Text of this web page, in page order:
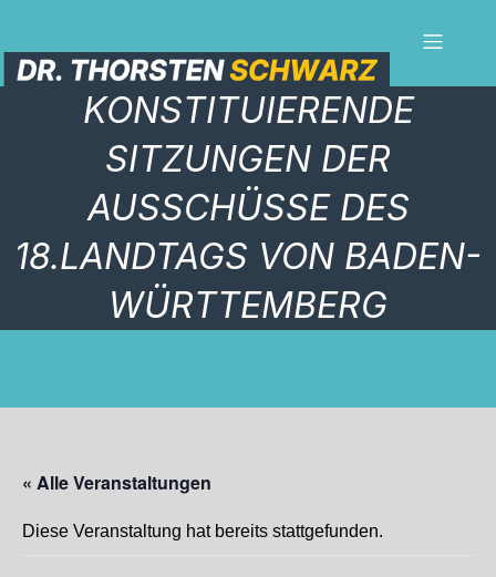
KONSTITUIERENDE
SITZUNGEN DER
AUSSCHÜSSE DES
18.LANDTAGS VON BADEN-
WÜRTTEMBERG
« Alle Veranstaltungen
Diese Veranstaltung hat bereits stattgefunden.